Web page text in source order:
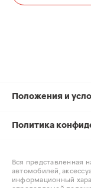
Положения и
Политика
Вся представленная
автомобилей,
информационный